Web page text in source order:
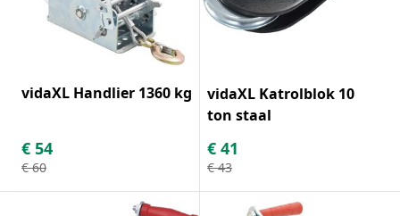
vidaXL Handlier 1360 kg
€ 54
€ 60
vidaXL Katrolblok 10
ton staal
€ 41
€ 43